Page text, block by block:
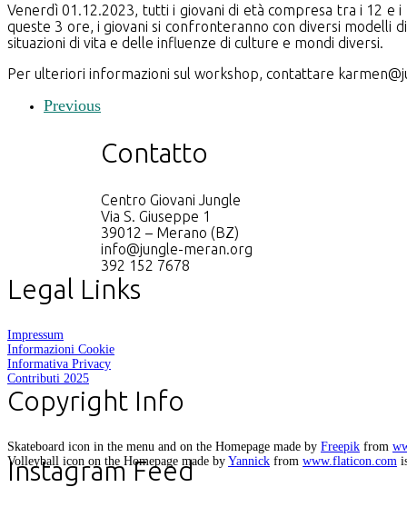
Venerdì 01.12.2023, tutti i giovani di età compresa tra i 12 e
queste 3 ore, i giovani si confronteranno con diversi modelli
situazioni di vita e delle influenze di culture e mondi diversi.
Per ulteriori informazioni sul workshop, contattare
Previous
Contatto
Centro Giovani Jungle
Via S. Giuseppe 1
39012 – Merano (BZ)
info@jungle-meran.org
392 152 7678
Legal Links
Impressum
Informazioni Cookie
Informativa Privacy
Contributi 2025
Copyright Info
Skateboard icon in the menu and on the Homepage made by Freepik from
Volleyball icon on the Homepage made by Yannick from www.flaticon.com
Instagram Feed